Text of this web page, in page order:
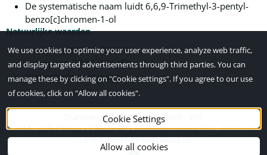
De systematische naam luidt 6,6,9-Trimethyl-3-pentyl-
benzo[c]chromen-1-ol
Natuurlijke waarden
Kookpunt: 185 °C (365 °F)
Smeltpunt: 77 °C (171 °F)
Niet oplosbaar in water
Chamber of Commerce: 56496990 - VAT:
© 2014 -2026Cibiday | Cibiday BV | Dordtsestraatweg 434c - Rotterdam
| 010 2036937 | info@cibiday.nl
We use cookies to optimize your user experience, analyze web traffic,
and display targeted advertisements through third parties. You can
manage these by clicking on "Cookie settings". If you agree to our use
of cookies, click on "Allow all cookies".
Cookie Settings
Allow all cookies